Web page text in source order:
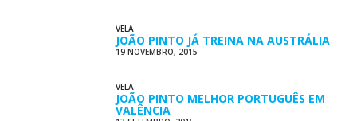
VELA
JOÃO PINTO JÁ TREINA NA AUSTRÁLIA
19 NOVEMBRO, 2015
VELA
JOÃO PINTO MELHOR PORTUGUÊS EM
VALÊNCIA